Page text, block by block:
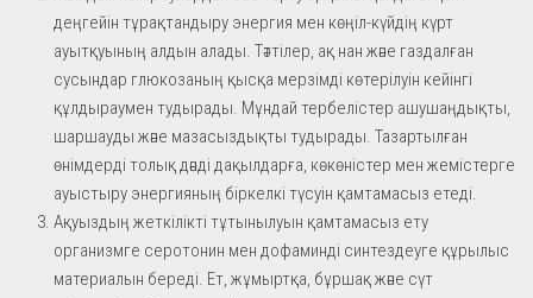
деңгейін тұрақтандыру энергия мен көңіл-күйдің күрт
ауытқуының алдын алады. Тәттілер, ақ нан және газдалған
сусындар глюкозаның қысқа мерзімді көтерілуін кейінгі
құлдыраумен тудырады. Мұндай тербелістер ашушаңдықты,
шаршауды және мазасыздықты тудырады. Тазартылған
өнімдерді толық дәнді дақылдарға, көкөністер мен жемістерге
ауыстыру энергияның біркелкі түсуін қамтамасыз етеді.
Ақуыздың жеткілікті тұтынылуын қамтамасыз ету
организмге серотонин мен дофаминді синтездеуге құрылыс
материалын береді. Ет, жұмыртқа, бұршақ және сүт